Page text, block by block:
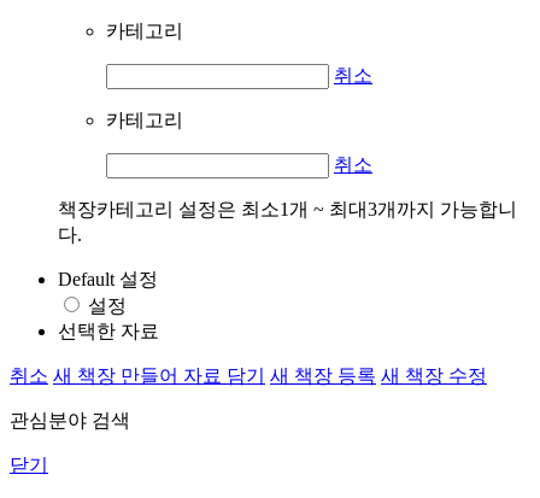
카테고리
취소
카테고리
취소
책장카테고리 설정은 최소1개 ~ 최대3개까지 가능합니
다.
Default 설정
설정
선택한 자료
취소 새 책장 만들어 자료 담기 새 책장 등록 새 책장 수정
관심분야 검색
닫기